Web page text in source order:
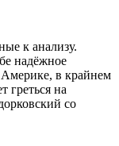
к анализу.
надёжное
в крайнем
греться на
со